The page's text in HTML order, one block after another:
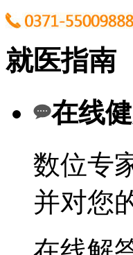
就医指南
在线
数位专
并对您